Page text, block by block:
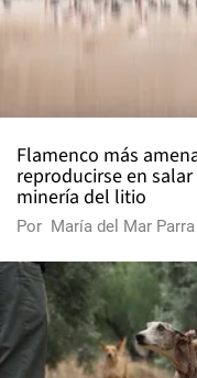
Flamenco más
reproducirse en
minería del litio
Por María del Mar Parra